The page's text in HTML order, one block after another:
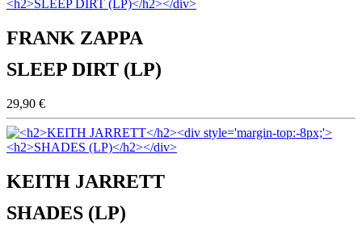
FRANK ZAPPA
SLEEP DIRT (LP)
29,90 €
KEITH JARRETT
SHADES (LP)